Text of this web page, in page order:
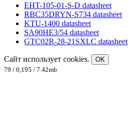
EHT-105-01-S-D datasheet
RBC35DRYN-S734 datasheet
KTU-1400 datasheet
SA90HE3/54 datasheet
GTC02R-28-21SXLC datasheet
Сайт использует cookies.
OK
79 / 0,195 / 7.42mb